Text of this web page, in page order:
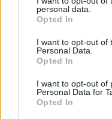
personal data.
Opted In
I want to opt-out of
Personal Data.
Opted In
I want to opt-out of
Personal Data for
Opted In
11.05, 12.05, 14.05,